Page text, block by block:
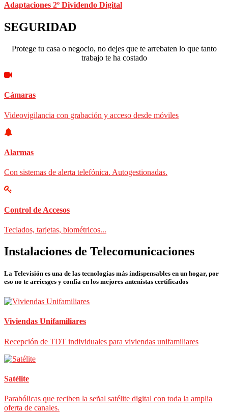
Adaptaciones 2º Dividendo Digital
SEGURIDAD
Protege tu casa o negocio, no dejes que te arrebaten lo que tanto
trabajo te ha costado
Cámaras
Videovigilancia con grabación y acceso desde móviles
Alarmas
Con sistemas de alerta telefónica. Autogestionadas.
Control de Accesos
Teclados, tarjetas, biométricos...
Instalaciones de Telecomunicaciones
La Televisión es una de las tecnologías más indispensables en un hogar, por
eso no te arriesges y confía en los mejores antenistas certificados
Viviendas Unifamiliares
Recepción de TDT individuales para viviendas unifamiliares
Satélite
Parabólicas que reciben la señal satélite digital con toda la amplia
oferta de canales.